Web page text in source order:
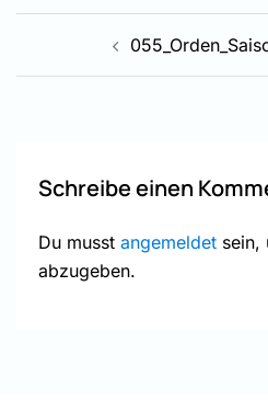
Beitragsnavigation
Schreibe einen
Du musst angemeldet sein,
abzugeben.